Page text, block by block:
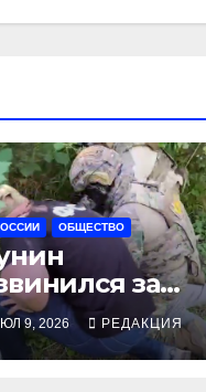
ОБЩЕСТВО
за
ФСБ
9, 2026 РЕДАКЦИЯ